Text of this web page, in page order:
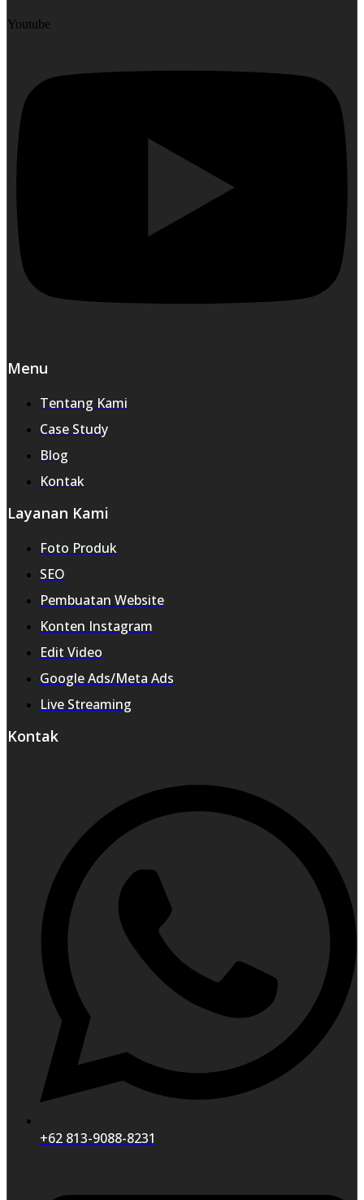
Youtube
Menu
Tentang Kami
Case Study
Blog
Kontak
Layanan Kami
Foto Produk
SEO
Pembuatan Website
Konten Instagram
Edit Video
Google Ads/Meta Ads
Live Streaming
Kontak
+62 813-9088-8231